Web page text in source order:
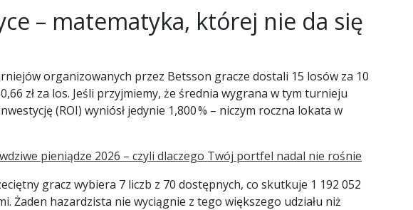
– matematyka, której nie da się
organizowanych przez Betsson gracze dostali 15 losów za 10
zł za los. Jeśli przyjmiemy, że średnia wygrana w tym turnieju
(ROI) wyniósł jedynie 1,800 % – niczym roczna lokata w
pieniądze 2026 – czyli dlaczego Twój portfel nadal nie rośnie
gracz wybiera 7 liczb z 70 dostępnych, co skutkuje 1 192 052
Żaden hazardzista nie wyciągnie z tego większego udziału niż